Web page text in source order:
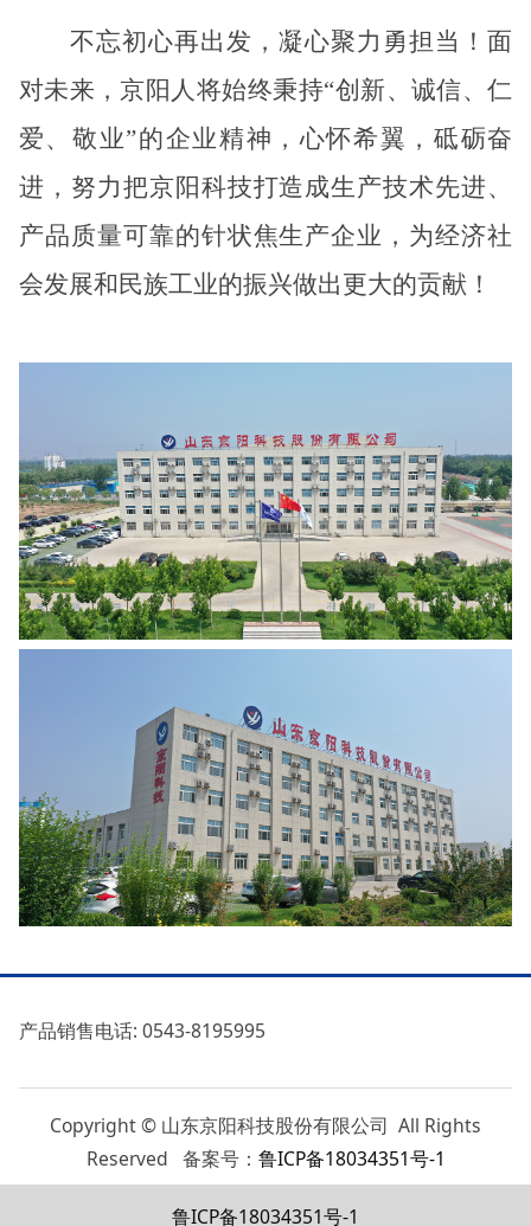
不忘初心再出发，凝心聚力勇担当！面
对未来，京阳人将始终秉持“创新、诚信、仁
爱、敬业”的企业精神，心怀希翼，砥砺奋
进，努力把京阳科技打造成生产技术先进、
产品质量可靠的针状焦生产企业，为经济社
会发展和民族工业的振兴做出更大的贡献！
产品销售电话: 0543-8195995
Copyright © 山东京阳科技股份有限公司 All Rights
Reserved 备案号： 鲁ICP备18034351号-1
鲁ICP备18034351号-1